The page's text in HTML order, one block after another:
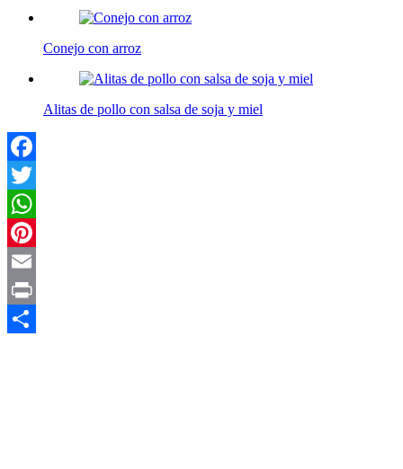
Conejo con arroz
Alitas de pollo con salsa de soja y miel
Facebook
Twitter
WhatsApp
Pinterest
Email
Print